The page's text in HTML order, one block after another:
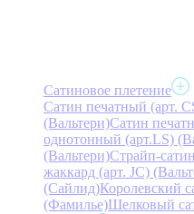
Сатиновое плетение
Сатин печатный (арт.
(Вальтери)Сатин
однотонный (арт.LS)
(Вальтери)Страйп-
жаккард (арт. JC)
(Сайлид)Королевский
(Фамилье)Шелковый